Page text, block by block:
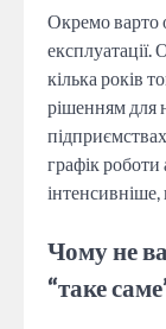
Окремо варто
кілька років
рішенням для
графік
інтенсивніше,
Чому не
“таке